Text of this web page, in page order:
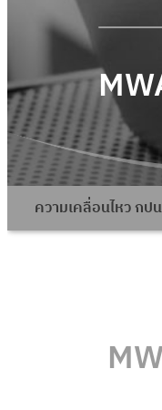
ความเคลื่อนไหว กป